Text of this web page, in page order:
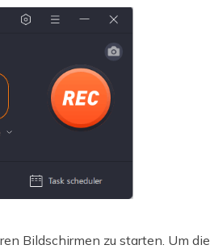
Bildschirmen zu starten. Um die